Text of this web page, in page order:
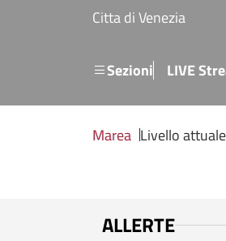
Salta al contenuto principale
Citta di Venezia
SezioniMenu
LIVE
Marea Livello
ALLERTE